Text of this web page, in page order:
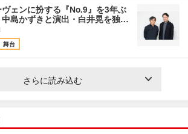
ェンに扮する『No.9』を3年ぶ
島かずきと演出・白井晃を独…
舞台
さらに読み込む